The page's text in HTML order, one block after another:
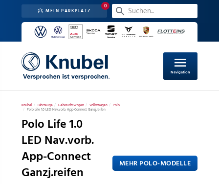
MEIN PARKPLATZ
0
menu
Navigation
Knubel Fahrzeuge Gebrauchtwagen Volkswagen
Polo
Polo Life 1.0 LED Nav.vorb. App-Connect Ganzj.reifen
Polo Life 1.0
LED Nav.vorb.
App-Connect
Ganzj.reifen
MEHR POLO-MODELLE